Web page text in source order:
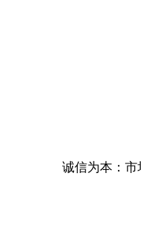
诚信为本：市